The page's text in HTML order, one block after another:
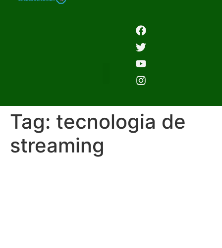
Tag: tecnologia de
streaming